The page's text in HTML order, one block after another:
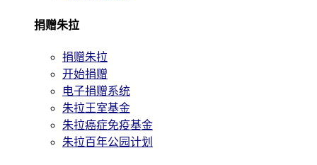
捐赠朱拉
捐赠朱拉
开始捐赠
电子捐赠系统
朱拉王室基金
朱拉癌症免疫基金
朱拉百年公园计划